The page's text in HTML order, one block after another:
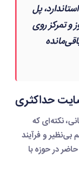
پل
روی
حداکثری
که
و فرآیند
در حوزه با